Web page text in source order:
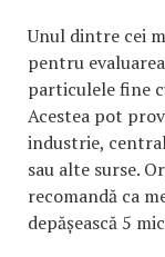
Unul dintre cei
pentru
particulele fine
Acestea pot
industrie,
sau alte surse.
recomandă ca
depășească 5